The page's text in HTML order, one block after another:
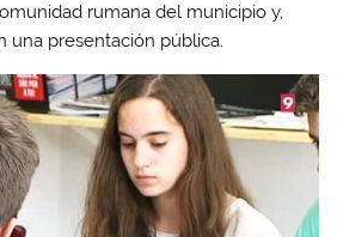
rumana del municipio y,
una presentación pública.